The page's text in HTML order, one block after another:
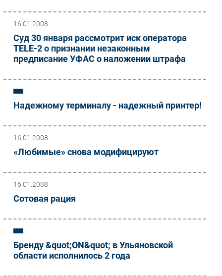
16.01.2008
Суд 30 января рассмотрит иск оператора
TELE-2 о признании незаконным
предписание УФАС о наложении штрафа
Надежному терминалу - надежный принтер!
16.01.2008
«Любимые» снова модифицируют
16.01.2008
Сотовая рация
Бренду &quot;ON&quot; в Ульяновской
области исполнилось 2 года